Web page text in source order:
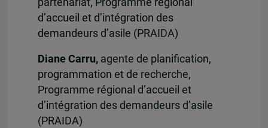
partenariat, Programme régional
d’accueil et d’intégration des
demandeurs d’asile (PRAIDA)
Diane Carru, agente de planification,
programmation et de recherche,
Programme régional d’accueil et
d’intégration des demandeurs d’asile
(PRAIDA)